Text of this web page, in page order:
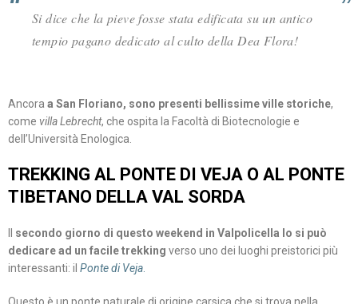
Si dice che la pieve fosse stata edificata su un antico
tempio pagano dedicato al culto della Dea Flora!
Ancora a San Floriano, sono presenti bellissime ville storiche,
come villa Lebrecht, che ospita la Facoltà di Biotecnologie e
dell’Università Enologica.
TREKKING AL PONTE DI VEJA O AL PONTE
TIBETANO DELLA VAL SORDA
secondo giorno di questo weekend in Valpolicella lo si può
dedicare ad un facile trekking verso uno dei luoghi preistorici più
interessanti: il Ponte di Veja